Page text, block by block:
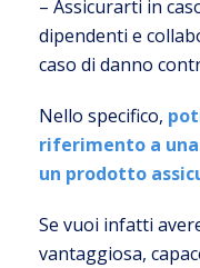
– Assicurarti in
dipendenti e
caso di danno
Nello specifico,
riferimento a
un prodotto
Se vuoi infatti
vantaggiosa,